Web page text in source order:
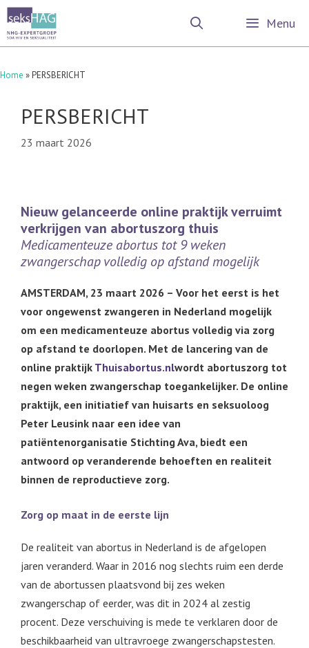
Ga
naar
de
Menu
Home »PERSBERICHT
PERSBERICHT
23 maart 2026
Nieuw gelanceerde online praktijk verruimt
verkrijgen van abortuszorg thuis
Medicamenteuze abortus tot 9 weken
zwangerschap volledig op afstand mogelijk
AMSTERDAM, 23 maart 2026 – Voor het eerst is het
voor ongewenst zwangeren in Nederland mogelijk
om een medicamenteuze abortus volledig via zorg
op afstand te doorlopen. Met de lancering van de
online praktijk Thuisabortus.nlwordt abortuszorg tot
negen weken zwangerschap toegankelijker. De online
praktijk, een initiatief van huisarts en seksuoloog
Peter Leusink naar een idee van
patiëntenorganisatie Stichting Ava, biedt een
antwoord op veranderende behoeften en realiteit
binnen de reproductieve zorg.
Zorg op maat in de eerste lijn
De realiteit van abortus in Nederland is de afgelopen
jaren veranderd. Waar in 2016 nog slechts ruim een derde
van de abortussen plaatsvond bij zes weken
zwangerschap of eerder, was dit in 2024 al zestig
procent. Deze verschuiving is mede te verklaren door de
beschikbaarheid van ultravroege zwangerschapstesten.